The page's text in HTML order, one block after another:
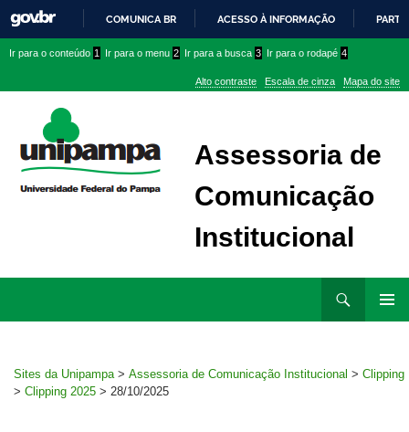
PARA
CONTEÚDO
COMUNICA BR ACESSO À INFORMAÇÃO
conteúdo
menu
superior
menu
Ir para o conteúdo 1 Ir para o menu 2 Ir para a busca 3 Ir para o rodapé 4
Alto contraste Escala de cinza Mapa do site
Assessoria de
Comunicação
Institucional
Sites da Unipampa > Assessoria de Comunicação Institucional > Clipping
> Clipping 2025 > 28/10/2025